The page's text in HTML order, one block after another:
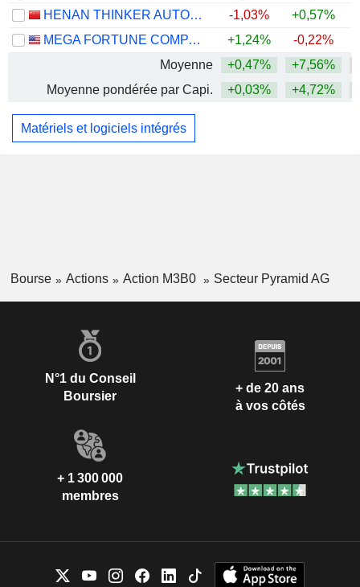
HENAN THINKER AUTOMATIC EQUIPMENT CO.,LTD.
-1,03% +0,57%
MEGA FORTUNE COMPANY LIMITED
+1,24% -0,22%
Moyenne
+0,47% +7,56%
Moyenne pondérée par Capi.
+0,03% +4,72%
Matériels et logiciels intégrés
Bourse Actions Action M3B0 Secteur Pyramid AG
N°1 du Conseil
Boursier
+ de 20 ans
à vos côtés
+ 1 300 000
membres